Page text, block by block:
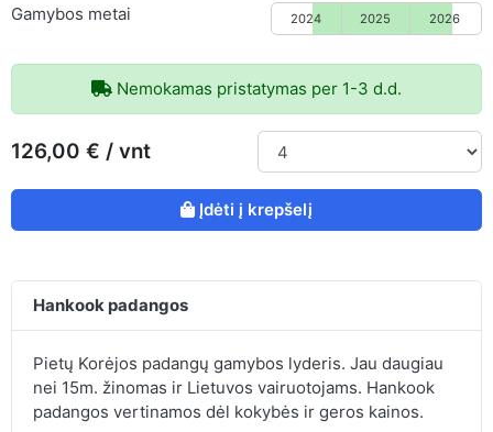
Gamybos metai 2024 2025 2026
Nemokamas pristatymas per 1-3 d.d.
126,00 € / vnt
Įdėti į krepšelį
Hankook padangos
Pietų Korėjos padangų gamybos lyderis. Jau daugiau
nei 15m. žinomas ir Lietuvos vairuotojams. Hankook
padangos vertinamos dėl kokybės ir geros kainos.